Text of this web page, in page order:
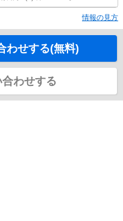
情報の見方
わせする(無料)
わせする